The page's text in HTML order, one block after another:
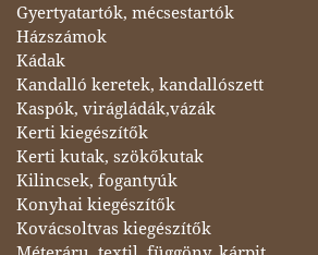
Gyertyatartók, mécsestartók
Házszámok
Kádak
Kandalló keretek, kandallószett
Kaspók, virágládák,vázák
Kerti kiegészítők
Kerti kutak, szökőkutak
Kilincsek, fogantyúk
Konyhai kiegészítők
Kovácsoltvas kiegészítők